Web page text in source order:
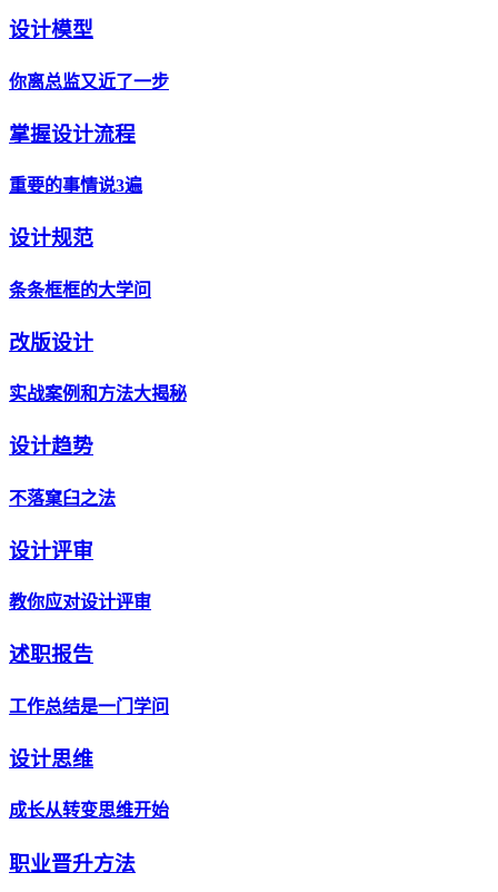
设计模型
你离总监又近了一步
掌握设计流程
重要的事情说3遍
设计规范
条条框框的大学问
改版设计
实战案例和方法大揭秘
设计趋势
不落窠臼之法
设计评审
教你应对设计评审
述职报告
工作总结是一门学问
设计思维
成长从转变思维开始
职业晋升方法